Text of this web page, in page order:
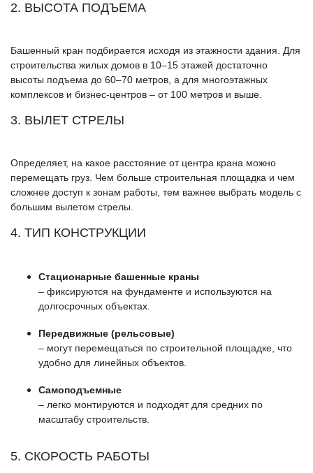
2. ВЫСОТА ПОДЪЕМА
Башенный кран подбирается исходя из этажности здания. Для
строительства жилых домов в 10–15 этажей достаточно
высоты подъема до 60–70 метров, а для многоэтажных
комплексов и бизнес-центров – от 100 метров и выше.
3. ВЫЛЕТ СТРЕЛЫ
Определяет, на какое расстояние от центра крана можно
перемещать груз. Чем больше строительная площадка и чем
сложнее доступ к зонам работы, тем важнее выбрать модель с
большим вылетом стрелы.
4. ТИП КОНСТРУКЦИИ
Стационарные башенные краны
– фиксируются на фундаменте и используются на
долгосрочных объектах.
Передвижные (рельсовые)
– могут перемещаться по строительной площадке, что
удобно для линейных объектов.
Самоподъемные
– легко монтируются и подходят для средних по
масштабу строительств.
5. СКОРОСТЬ РАБОТЫ